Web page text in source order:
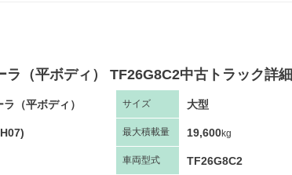
ラ（平ボディ） TF26G8C2中古トラック詳細
ラ（平ボディ） サイズ 大型
最大積載量 19,600kg
車両型式 TF26G8C2